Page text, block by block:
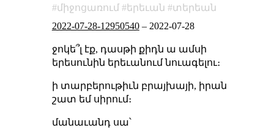
միջոցառում
երեւան
տերեան
2022-07-28-12950540– 2022-07-28
ջոկե՞լ էք, դասթի քիդն ա ամսի
երեսունին երեւանում նուագելու։
ի տարբերութիւն բրայխայի, իրան
շատ եմ սիրում։
մանաւանդ սա՝